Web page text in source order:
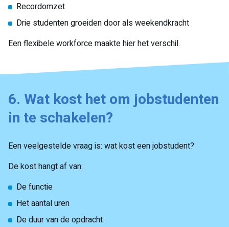
Recordomzet
Drie studenten groeiden door als weekendkracht
Een flexibele workforce maakte hier het verschil.
6. Wat kost het om jobstudenten
in te schakelen?
Een veelgestelde vraag is: wat kost een jobstudent?
De kost hangt af van:
De functie
Het aantal uren
De duur van de opdracht